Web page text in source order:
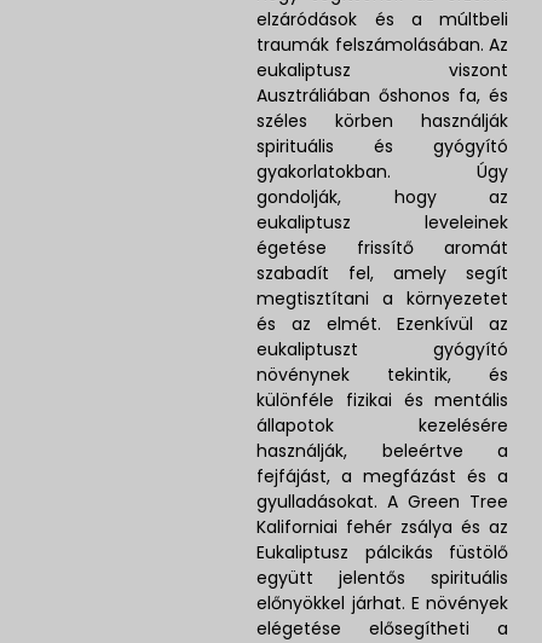
elzáródások és a múltbeli
traumák felszámolásában. Az
eukaliptusz viszont
Ausztráliában őshonos fa, és
széles körben használják
spirituális és gyógyító
gyakorlatokban. Úgy
gondolják, hogy az
eukaliptusz leveleinek
égetése frissítő aromát
szabadít fel, amely segít
megtisztítani a környezetet
és az elmét. Ezenkívül az
eukaliptuszt gyógyító
növénynek tekintik, és
különféle fizikai és mentális
állapotok kezelésére
használják, beleértve a
fejfájást, a megfázást és a
gyulladásokat. A Green Tree
Kaliforniai fehér zsálya és az
Eukaliptusz pálcikás füstölő
együtt jelentős spirituális
előnyökkel járhat. E növények
elégetése elősegítheti a